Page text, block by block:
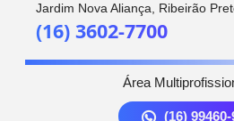
Jardim Nova Aliança, Ribeirão
(16) 3602-7700
Área
(16)